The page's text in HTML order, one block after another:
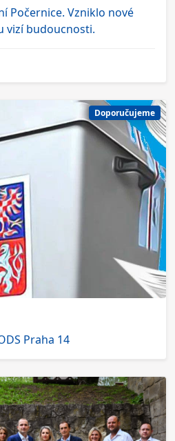
Počernice. Vzniklo nové
vizí budoucnosti.
Doporučujeme
Praha 14